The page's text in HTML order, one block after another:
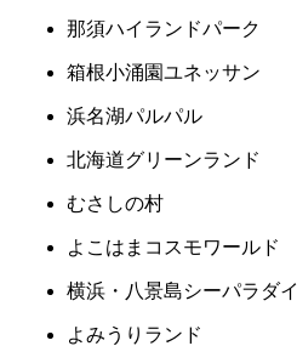
那須ハイランドパーク
箱根小涌園ユネッサン
浜名湖パルパル
北海道グリーンランド
むさしの村
よこはまコスモワールド
横浜・八景島シーパラダ
よみうりランド